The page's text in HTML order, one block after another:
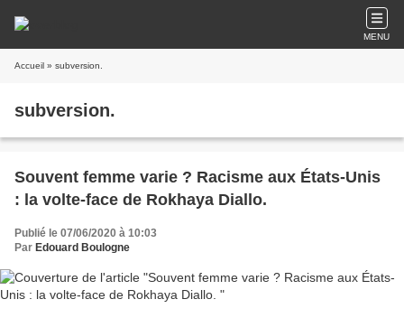
MENU
Accueil » subversion.
subversion.
Souvent femme varie ? Racisme aux États-Unis
: la volte-face de Rokhaya Diallo.
Publié le 07/06/2020 à 10:03
Par Edouard Boulogne